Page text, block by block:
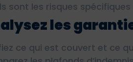
sont les risques
les
ce qui est couvert et ce